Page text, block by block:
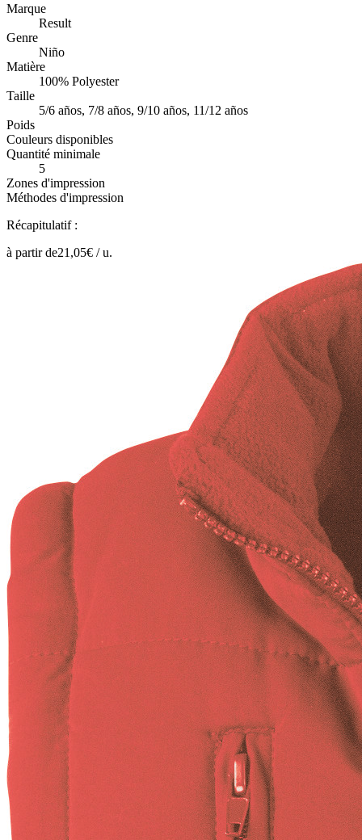
Marque
Result
Genre
Niño
Matière
100% Polyester
Taille
5/6 años, 7/8 años, 9/10 años, 11/12 años
Poids
Couleurs disponibles
Quantité minimale
5
Zones d'impression
Méthodes d'impression
Récapitulatif :
à partir de21,05€ /u.